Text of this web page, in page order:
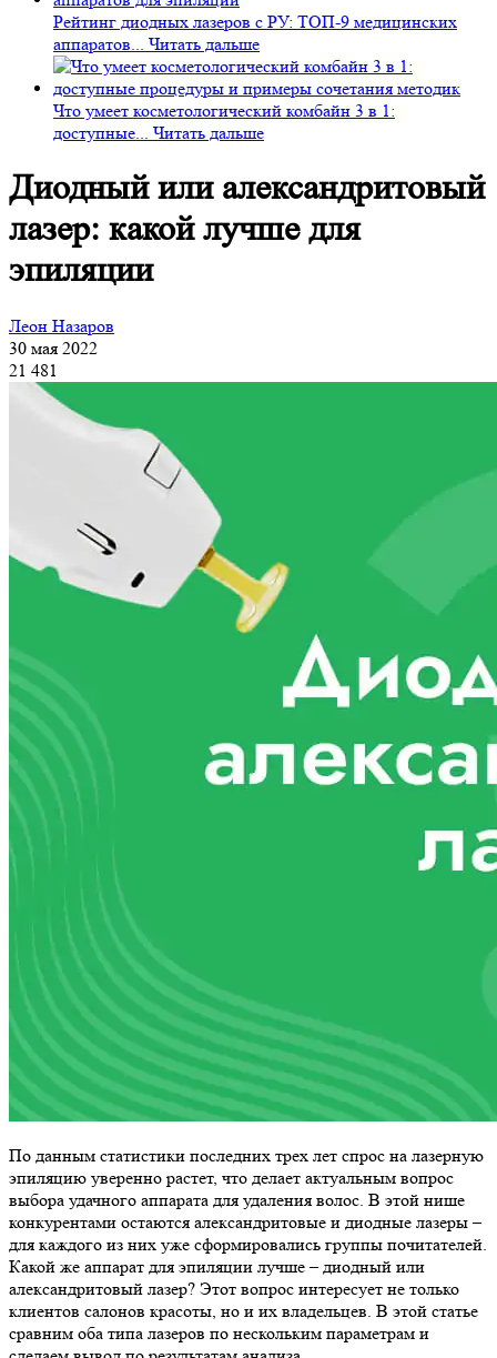
Рейтинг диодных лазеров с РУ: ТОП-9 медицинских
аппаратов... Читать дальше
Что умеет косметологический комбайн 3 в 1:
доступные... Читать дальше
Диодный или александритовый
лазер: какой лучше для
эпиляции
Леон Назаров
30 мая 2022
21 481
По данным статистики последних трех лет спрос на лазерную
эпиляцию уверенно растет, что делает актуальным вопрос
выбора удачного аппарата для удаления волос. В этой нише
конкурентами остаются александритовые и диодные лазеры –
для каждого из них уже сформировались группы почитателей.
Какой же аппарат для эпиляции лучше – диодный или
александритовый лазер? Этот вопрос интересует не только
клиентов салонов красоты, но и их владельцев. В этой статье
сравним оба типа лазеров по нескольким параметрам и